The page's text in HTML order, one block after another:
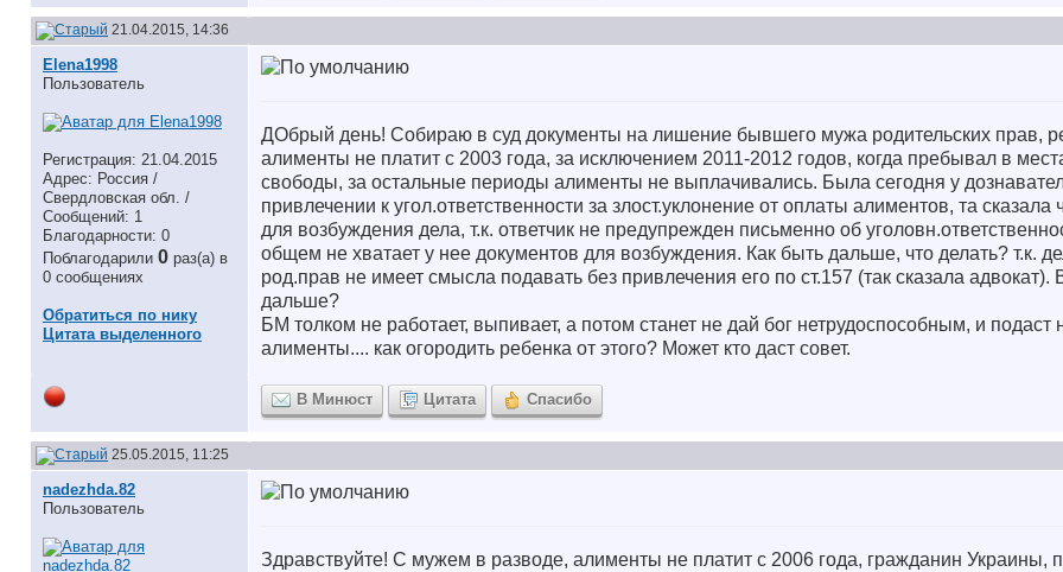
21.04.2015, 14:36
Elena1998
Пользователь
Регистрация: 21.04.2015
Адрес: Россия /
Свердловская обл. /
Сообщений: 1
Благодарности: 0
Поблагодарили 0 раз(а) в
0 сообщениях
Обратиться по нику
Цитата выделенного
ДОбрый день! Собираю в суд документы на лишение бывшего мужа родительских прав,
алименты не платит с 2003 года, за исключением 2011-2012 годов, когда пребывал в
свободы, за остальные периоды алименты не выплачивались. Была сегодня у
привлечении к угол.ответственности за злост.уклонение от оплаты алиментов, та сказала
для возбуждения дела, т.к. ответчик не предупрежден письменно об
общем не хватает у нее документов для возбуждения. Как быть дальше, что делать? т.к.
род.прав не имеет смысла подавать без привлечения его по ст.157 (так сказала адвокат).
дальше?
БМ толком не работает, выпивает, а потом станет не дай бог нетрудоспособным, и подаст
алименты.... как огородить ребенка от этого? Может кто даст совет.
В Минюст Цитата Спасибо
25.05.2015, 11:25
nadezhda.82
Пользователь
Здравствуйте! С мужем в разводе, алименты не платит с 2006 года, гражданин Украины,